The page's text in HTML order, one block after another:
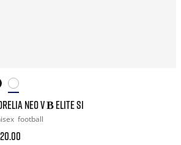
NEO V Β ELITE SI
football